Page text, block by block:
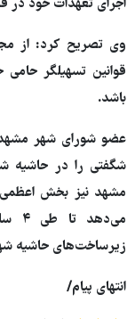
اجرای تعهدات خود در
وی تصریح کرد: از
قوانین تسهیلگر
باشد.
شگفتی را در حاشیه
مشهد نیز بخش
زیرساخت‌های حاشیه
انتهای پیام/